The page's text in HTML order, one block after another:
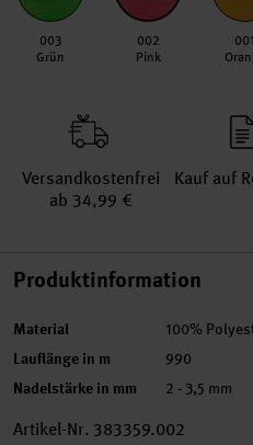
003
Grün
002
Pink
001
Versand­kosten­frei
ab 34,99 €
Kauf auf
Produktinformation
Material 100%
Lauflänge in m 990
Nadelstärke in mm 2 - 3,5 mm
Artikel-Nr. 383359.002